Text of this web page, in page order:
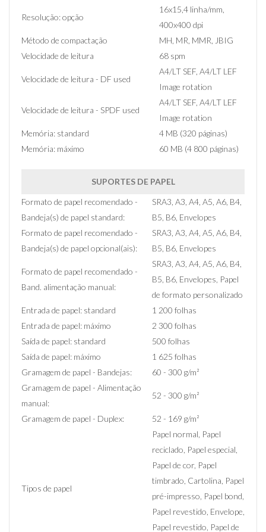
Resolução: opção
16x15,4 linha/mm,
400x400 dpi
Método de compactação
MH, MR, MMR, JBIG
Velocidade de leitura
68 spm
Velocidade de leitura - DF used
A4/LT SEF, A4/LT LEF
Image rotation
Velocidade de leitura - SPDF used
A4/LT SEF, A4/LT LEF
Image rotation
Memória: standard
4 MB (320 páginas)
Memória: máximo
60 MB (4 800 páginas)
SUPORTES DE PAPEL
Formato de papel recomendado -
Bandeja(s) de papel standard:
SRA3, A3, A4, A5, A6, B4,
B5, B6, Envelopes
Formato de papel recomendado -
Bandeja(s) de papel opcional(ais):
SRA3, A3, A4, A5, A6, B4,
B5, B6, Envelopes
Formato de papel recomendado -
Band. alimentação manual:
SRA3, A3, A4, A5, A6, B4,
B5, B6, Envelopes, Papel
de formato personalizado
Entrada de papel: standard
1 200 folhas
Entrada de papel: máximo
2 300 folhas
Saída de papel: standard
500 folhas
Saída de papel: máximo
1 625 folhas
Gramagem de papel - Bandejas:
60 - 300 g/m²
Gramagem de papel - Alimentação
manual:
52 - 300 g/m²
Gramagem de papel - Duplex: 52 - 169 g/m²
Tipos de papel
Papel normal, Papel
reciclado, Papel especial,
Papel de cor, Papel
timbrado, Cartolina, Papel
pré-impresso, Papel bond,
Papel revestido, Envelope,
Papel revestido, Papel de